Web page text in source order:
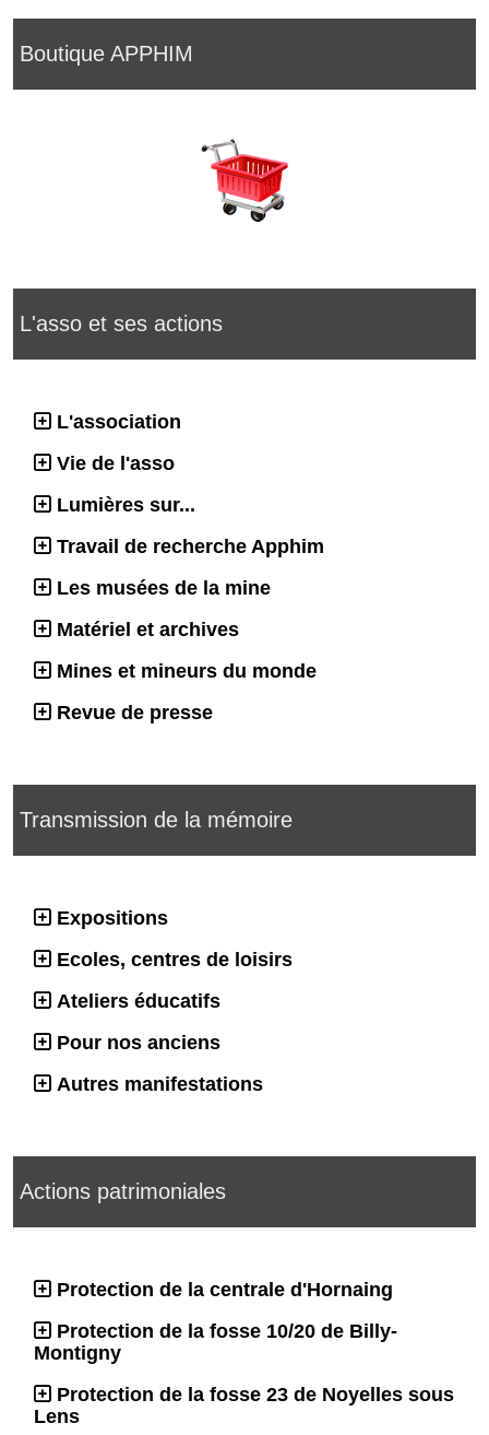
Boutique APPHIM
L'asso et ses actions
L'association
Vie de l'asso
Lumières sur...
Travail de recherche Apphim
Les musées de la mine
Matériel et archives
Mines et mineurs du monde
Revue de presse
Transmission de la mémoire
Expositions
Ecoles, centres de loisirs
Ateliers éducatifs
Pour nos anciens
Autres manifestations
Actions patrimoniales
Protection de la centrale d'Hornaing
Protection de la fosse 10/20 de Billy-
Montigny
Protection de la fosse 23 de Noyelles sous
Lens